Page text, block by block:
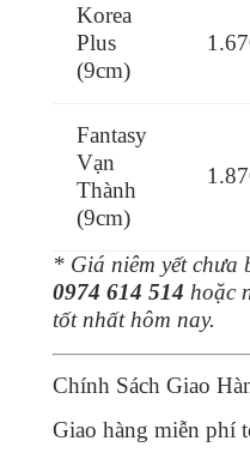
Korea
Plus
(9cm)
Fantasy
Vạn
Thành
(9cm)
* Giá niêm yết chưa
0974 614 514 hoặc
tốt nhất hôm nay.
Chính Sách Giao
Giao hàng miễn phí